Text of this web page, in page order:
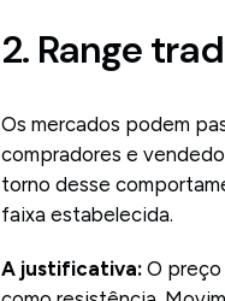
2. Range
Os mercados podem
compradores e
torno desse
faixa estabelecida.
A justificativa: O